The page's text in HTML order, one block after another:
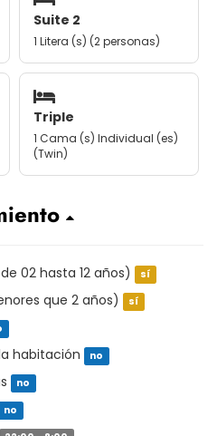
Suite 2
1 Litera (s) (2 personas)
Triple
1 Cama (s) Individual (es)
(Twin)
02 hasta 12 años) sí
que 2 años) sí
habitación no
no
no